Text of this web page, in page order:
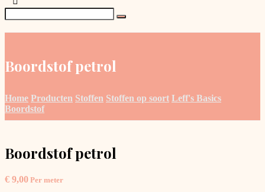
Boordstof petrol
Home Producten Stoffen Stoffen op soort Leff's Basics
Boordstof
Boordstof petrol
€ 9,00 Per meter